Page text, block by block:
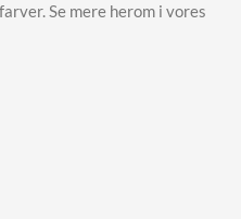
Se mere herom i vores